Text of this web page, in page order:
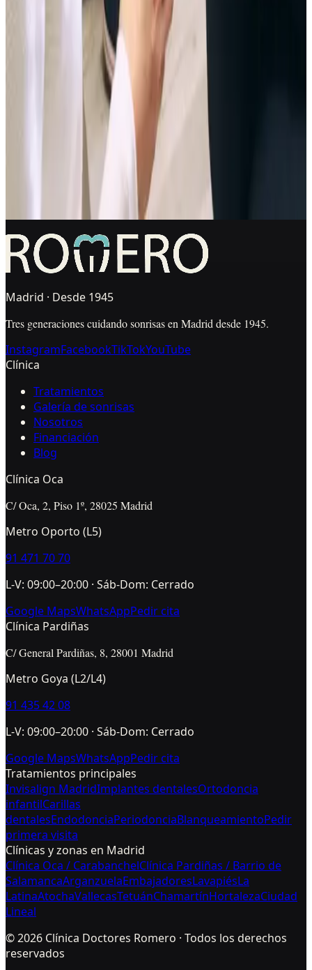
Hablemos con calma de lo que quieres
Una buena decisión empieza con tiempo, diagnóstico y criterio. Te
escuchamos, valoramos tu caso y te explicamos las opciones sin
Primera visita gratuita · Diagnóstico antes de decidir ·
Presupuesto explicado por escrito
Pedir primera visita
WhatsApp
L-V 09:00–20:00 · Sáb Cerrado
Madrid · Desde 1945
Tres generaciones cuidando sonrisas en Madrid desde 1945.
InstagramFacebookTikTokYouTube
Clínica
Tratamientos
Galería de sonrisas
Nosotros
Financiación
Blog
Clínica Oca
C/ Oca, 2, Piso 1º, 28025 Madrid
Metro Oporto (L5)
91 471 70 70
L-V: 09:00–20:00 · Sáb-Dom: Cerrado
Google MapsWhatsAppPedir cita
Clínica Pardiñas
C/ General Pardiñas, 8, 28001 Madrid
Metro Goya (L2/L4)
91 435 42 08
L-V: 09:00–20:00 · Sáb-Dom: Cerrado
Google MapsWhatsAppPedir cita
Tratamientos principales
Invisalign MadridImplantes dentalesOrtodoncia
infantilCarillas
dentalesEndodonciaPeriodonciaBlanqueamientoPedir
primera visita
Clínicas y zonas en Madrid
Clínica Oca / CarabanchelClínica Pardiñas / Barrio de
SalamancaArganzuelaEmbajadoresLavapiésLa
LatinaAtochaVallecasTetuánChamartínHortalezaCiudad
Lineal
©2026 Clínica Doctores Romero · Todos los derechos
reservados